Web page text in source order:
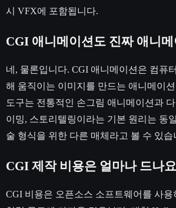
시 VFX에 포함됩니다.
CGI 애니메이션도 진짜 애니
네, 물론입니다. CGI 애니메이션은 컴퓨
해 움직이는 이미지를 만드는 애니메이
도구는 전통적인 손그림 애니메이션과
이밍, 스토리텔링이라는 기본 원리는 동
술 형식을 위한 다른 매체라고 볼 수 있습
CGI 제작 비용은 얼마나 드나
CGI 비용은 오픈소스 소프트웨어를 사용